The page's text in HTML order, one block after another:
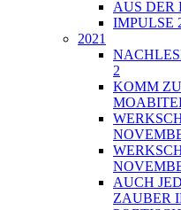
AUS DER
IMPULSE
2021
2
KOMM
AUCH
ZAUBER